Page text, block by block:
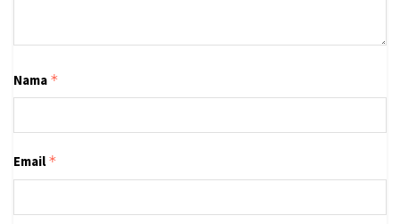
Nama *
Email *